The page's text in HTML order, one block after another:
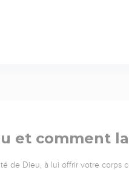
et comment
de Dieu, à lui offrir votre corps